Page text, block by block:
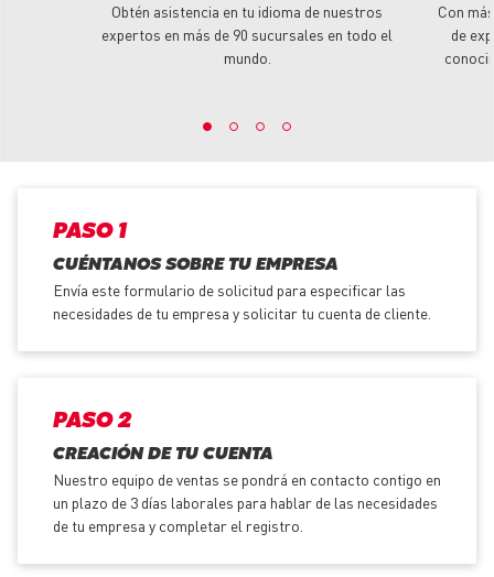
Obtén asistencia en tu idioma de nuestros
expertos en más de 90 sucursales en todo el
mundo.
Con
de
PASO 1
CUÉNTANOS SOBRE TU EMPRESA
Envía este formulario de solicitud para especificar las
necesidades de tu empresa y solicitar tu cuenta de cliente.
PASO 2
CREACIÓN DE TU CUENTA
Nuestro equipo de ventas se pondrá en contacto contigo en
un plazo de 3 días laborales para hablar de las necesidades
de tu empresa y completar el registro.